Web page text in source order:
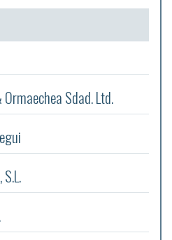
Ormaechea Sdad. Ltd.